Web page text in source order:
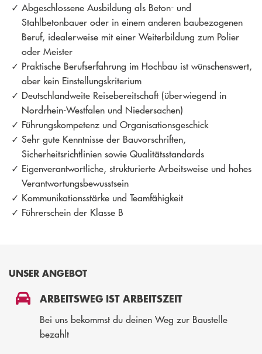
Abgeschlossene Ausbildung als Beton- und
Stahlbetonbauer oder in einem anderen baubezogenen
Beruf, idealerweise mit einer Weiterbildung zum Polier
oder Meister
Praktische Berufserfahrung im Hochbau ist wünschenswert,
aber kein Einstellungskriterium
Deutschlandweite Reisebereitschaft (überwiegend in
Nordrhein-Westfalen und Niedersachen)
Führungskompetenz und Organisationsgeschick
Sehr gute Kenntnisse der Bauvorschriften,
Sicherheitsrichtlinien sowie Qualitätsstandards
Eigenverantwortliche, strukturierte Arbeitsweise und hohes
Verantwortungsbewusstsein
Kommunikationsstärke und Teamfähigkeit
Führerschein der Klasse B
UNSER ANGEBOT
ARBEITSWEG IST ARBEITSZEIT
Bei uns bekommst du deinen Weg zur Baustelle
bezahlt